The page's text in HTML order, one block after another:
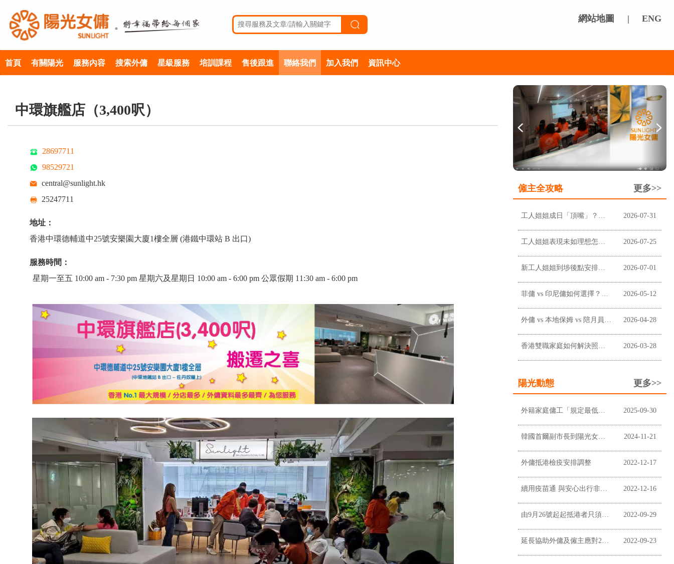
網站地圖 | ENG
首頁 有關陽光 服務內容 搜索外傭 星級服務 培訓課程 售後跟進 聯絡我們 加入我們 資訊中心
中環旗艦店（3,400呎）
28697711
98529721
central@sunlight.hk
25247711
地址：
香港中環德輔道中25號安樂園大廈1樓全層 (港鐵中環站 B 出口)
服務時間：
星期一至五 10:00 am - 7:30 pm 星期六及星期日 10:00 am - 6:00 pm 公眾假期 11:30 am - 6:00 pm
僱主全攻略 更多>>
工人姐姐成日「頂嘴」？先分清楚聽唔明，定係挑戰家規 2026-07-31
工人姐姐表現未如理想怎麼辦？僱主溝通、改善及終止合約前懶人包 2026-07-25
新工人姐姐到埗後點安排？新手僱主工作分配懶人包 2026-07-01
菲傭 vs 印尼傭如何選擇？香港僱主常見考慮因素 2026-05-12
外傭 vs 本地保姆 vs 陪月員：香港家庭應如何選擇？ 2026-04-28
香港雙職家庭如何解決照顧問題？請外傭是否最適合？ 2026-03-28
陽光動態 更多>>
外籍家庭傭工「規定最低工資」上調至$5,100及膳食津貼維持不變 2025-09-30
韓國首爾副市長到陽光女傭中心進行企業拜訪 2024-11-21
外傭抵港檢疫安排調整 2022-12-17
續用疫苗通 與安心出行非掛鉤 2022-12-16
由9月26號起起抵港者只須居家監察三日 2022-09-29
延長協助外傭及僱主應對2019冠狀病毒病疫情 2022-09-23